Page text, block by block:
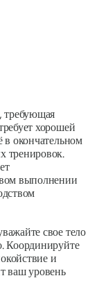
требующая
хорошей
окончательном
тренировок.
выполнении
свое тело
Координируйте
и
ваш уровень